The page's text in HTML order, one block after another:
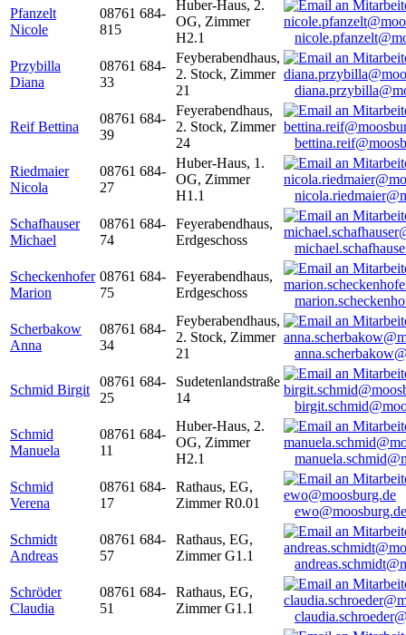
Pfanzelt
Nicole
08761 684-
815
Huber-Haus, 2.
OG, Zimmer
H2.1
Przybilla
Diana
08761 684-
33
Feyberabendhaus,
2. Stock, Zimmer
21
Reif Bettina
08761 684-
39
Feyerabendhaus,
2. Stock, Zimmer
24
Riedmaier
Nicola
08761 684-
27
Huber-Haus, 1.
OG, Zimmer
H1.1
Schafhauser
Michael
08761 684-
74
Feyerabendhaus,
Erdgeschoss
Scheckenhofer
Marion
08761 684-
75
Feyerabendhaus,
Erdgeschoss
Scherbakow
Anna
08761 684-
34
Feyberabendhaus,
2. Stock, Zimmer
21
Schmid Birgit
08761 684-
25
Sudetenlandstraße
14
Schmid
Manuela
08761 684-
11
Huber-Haus, 2.
OG, Zimmer
H2.1
Schmid
Verena
08761 684-
17
Rathaus, EG,
Zimmer R0.01
ewo@moosburg.de
Schmidt
Andreas
08761 684-
57
Rathaus, EG,
Zimmer G1.1
Schröder
Claudia
08761 684-
51
Rathaus, EG,
Zimmer G1.1